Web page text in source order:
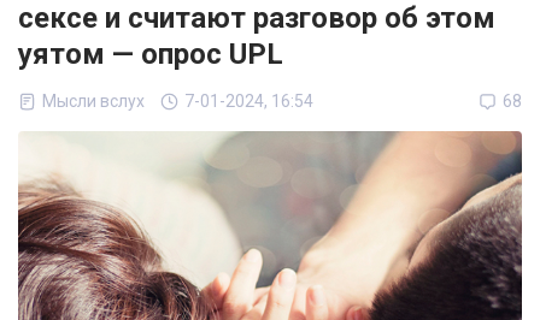
сексе и считают разговор об этом
уятом — опрос UPL
Мысли вслух 7-01-2024, 16:54 68